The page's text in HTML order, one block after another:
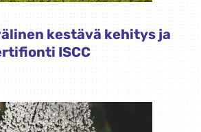
kestävä kehitys ja
ISCC